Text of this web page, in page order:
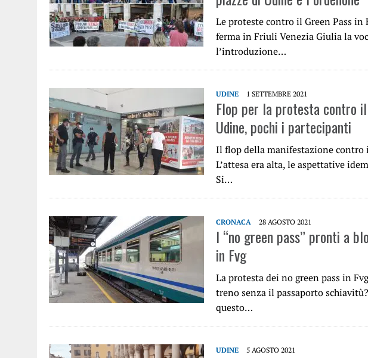
Le proteste contro il Green Pass in
ferma in Friuli Venezia Giulia la
l’introduzione…
UDINE 1 SETTEMBRE 2021
Flop per la protesta contro
Udine, pochi i partecipanti
Il flop della manifestazione contro
L’attesa era alta, le aspettative
Si…
CRONACA 28 AGOSTO 2021
I “no green pass” pronti a
in Fvg
La protesta dei no green pass in
treno senza il passaporto
questo…
UDINE 5 AGOSTO 2021